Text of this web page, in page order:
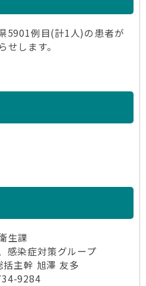
5901例目(計1人)の患者が
します。
生課
感染症対策グループ
主幹 旭澤 友多
9284